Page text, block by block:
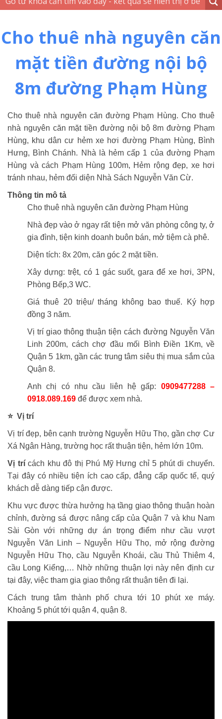
Cho thuê nhà nguyên căn
mặt tiền đường nội bộ
8m đường Phạm Hùng
Cho thuê nhà nguyên căn đường Phạm Hùng. Cho thuê
nhà nguyên căn mặt tiền đường nội bộ 8m đường Phạm
Hùng, khu dân cư hẻm xe hơi đường Phạm Hùng, Bình
Hưng, Bình Chánh. Nhà là hẻm cấp 1 của đường Phạm
Hùng và cách Phạm Hùng 100m, Hẻm rộng đẹp, xe hơi
tránh nhau, hẻm đối diện Nhà Sách Nguyễn Văn Cừ.
Thông tin mô tả
Cho thuê nhà nguyên căn đường Phạm Hùng
Nhà đẹp vào ở ngay rất tiện mở văn phòng công ty, ở
gia đình, tiện kinh doanh buôn bán, mở tiệm cà phê.
Diện tích: 8x 20m, căn góc 2 mặt tiền.
Xây dựng: trệt, có 1 gác suốt, gara để xe hơi, 3PN,
Phòng Bếp,3 WC.
Giá thuê 20 triệu/ tháng không bao thuế. Ký hợp
đồng 3 năm.
Vị trí giao thông thuận tiện cách đường Nguyễn Văn
Linh 200m, cách chợ đầu mối Bình Điền 1Km, về
Quận 5 1km, gần các trung tâm siêu thị mua sắm của
Quận 8.
Anh chị có nhu cầu liên hệ gấp: 0909477288 –
0918.089.169 để được xem nhà.
⭐ Vị trí
Vị trí đẹp, bên cạnh trường Nguyễn Hữu Thọ, gần chợ Cư
Xá Ngân Hàng, trường học rất thuận tiện, hẻm lớn 10m.
Vị trícách khu đô thị Phú Mỹ Hưng chỉ 5 phút di chuyển.
Tại đây có nhiều tiện ích cao cấp, đẳng cấp quốc tế, quý
khách dễ dàng tiếp cận được.
Khu vực được thừa hưởng hạ tầng giao thông thuận hoàn
chỉnh, đường sá được nâng cấp của Quận 7 và khu Nam
Sài Gòn với những dự án trọng điểm như cầu vượt
Nguyễn Văn Linh – Nguyễn Hữu Thọ, mở rộng đường
Nguyễn Hữu Thọ, cầu Nguyễn Khoái, cầu Thủ Thiêm 4,
cầu Long Kiểng,… Nhờ những thuận lợi này nên định cư
tại đây, việc tham gia giao thông rất thuận tiên đi lại.
Cách trung tâm thành phố chưa tới 10 phút xe máy.
Khoảng 5 phút tới quận 4, quận 8.